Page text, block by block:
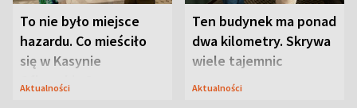
To nie było miejsce
hazardu. Co mieściło
się w Kasynie
Oficerskim?
Aktualności
Ten budynek ma ponad
dwa kilometry. Skrywa
wiele tajemnic
Aktualności